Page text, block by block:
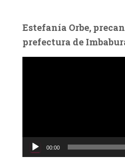
Estefanía Orbe,
prefectura de
c
00:00